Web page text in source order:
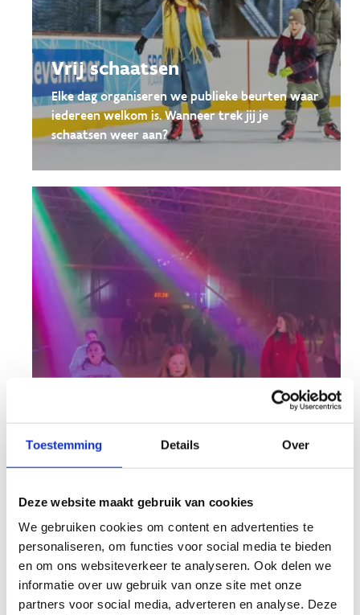
Toestemming Details Over
Deze website maakt gebruik van cookies
We gebruiken cookies om content en advertenties te
personaliseren, om functies voor social media te bieden
en om ons websiteverkeer te analyseren. Ook delen we
informatie over uw gebruik van onze site met onze
partners voor social media, adverteren en analyse. Deze
Vrij schaatsen
Elke dag organiseren we publieke beurten waar
iedereen welkom is. Wanneer trek jij je
schaatsen weer aan?
Discoschaatsen
We toveren de ijsbaan om tot een heuse
dansvloer. Wij regelen de DJ, jij je dansbenen!